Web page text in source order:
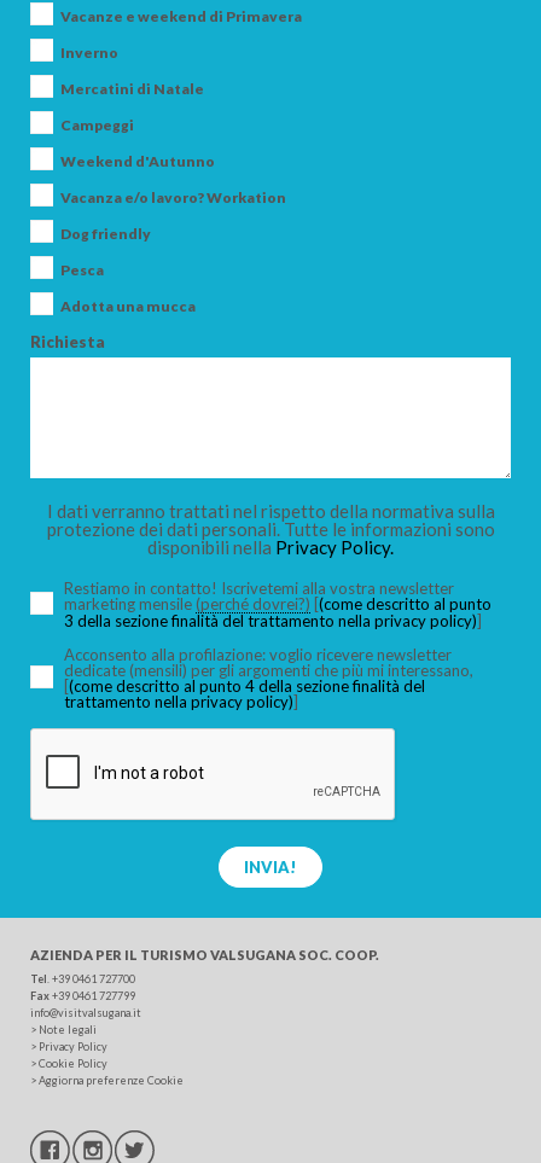
Vacanze e weekend di Primavera
Inverno
Mercatini di Natale
Campeggi
Weekend d'Autunno
Vacanza e/o lavoro? Workation
Dog friendly
Pesca
Adotta una mucca
Richiesta
I dati verranno trattati nel rispetto della normativa sulla
protezione dei dati personali. Tutte le informazioni sono
disponibili nella Privacy Policy.
Restiamo in contatto! Iscrivetemi alla vostra newsletter
marketing mensile (perché dovrei?) [(come descritto al punto
3 della sezione finalità del trattamento nella privacy policy)]
Acconsento alla profilazione: voglio ricevere newsletter
dedicate (mensili) per gli argomenti che più mi interessano,
[(come descritto al punto 4 della sezione finalità del
trattamento nella privacy policy)]
INVIA!
AZIENDA PER IL TURISMO VALSUGANA SOC. COOP.
Tel +39 0461 727700
Fax+39 0461 727799
info@visitvalsugana.it
> Note legali
> Privacy Policy
>Cookie Policy
>Aggiorna preferenze Cookie